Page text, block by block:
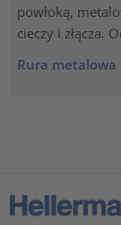
powłoką,
cieczy i złącza.
Rura metalowa